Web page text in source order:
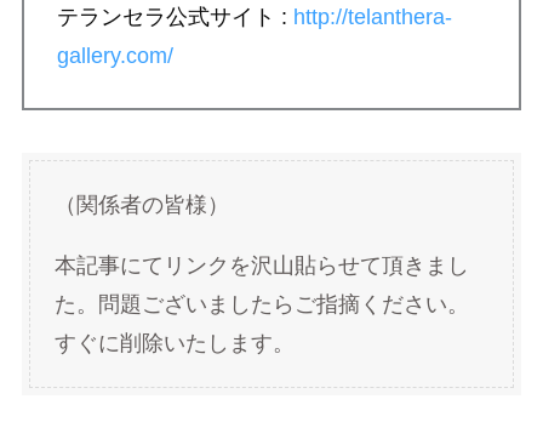
テランセラ公式サイト : http://telanthera-
gallery.com/
（関係者の皆様）
本記事にてリンクを沢山貼らせて頂きまし
た。問題ございましたらご指摘ください。
すぐに削除いたします。